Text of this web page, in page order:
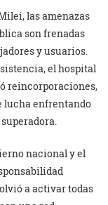
las amenazas
son frenadas
y usuarios.
el hospital
reincorporaciones,
lucha enfrentando
nacional y el
a activar todas